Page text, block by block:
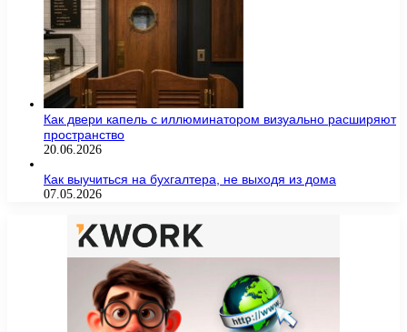
Как двери капель с иллюминатором визуально расширяют
пространство
20.06.2026
Как выучиться на бухгалтера, не выходя из дома
07.05.2026